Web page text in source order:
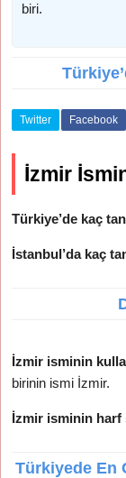
biri.
Twitter Facebook
İzmir
Türkiye’de kaç
İstanbul’da kaç
İzmir isminin
birinin ismi İzmir.
İzmir isminin harf
Türkiyede En